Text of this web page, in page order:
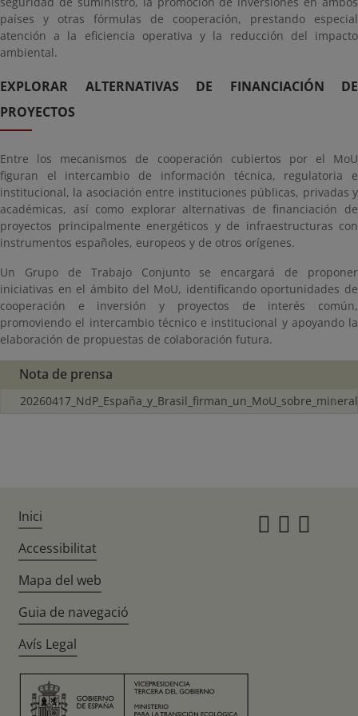
países y otras fórmulas de cooperación, prestando especial
atención a la eficiencia operativa y la reducción del impacto
ambiental.
EXPLORAR ALTERNATIVAS DE FINANCIACIÓN DE
PROYECTOS
Entre los mecanismos de cooperación cubiertos por el MoU
figuran el intercambio de información técnica, regulatoria e
institucional, la asociación entre instituciones públicas, privadas y
académicas, así como explorar alternativas de financiación de
proyectos principalmente energéticos y de infraestructuras con
instrumentos españoles, europeos y de otros orígenes.
Un Grupo de Trabajo Conjunto se encargará de proponer
iniciativas en el ámbito del MoU, identificando oportunidades de
cooperación e inversión y proyectos de interés común,
promoviendo el intercambio técnico e institucional y apoyando la
elaboración de propuestas de colaboración futura.
Nota de prensa
Inici
Accessibilitat
Mapa del web
Guia de navegació
Avís Legal